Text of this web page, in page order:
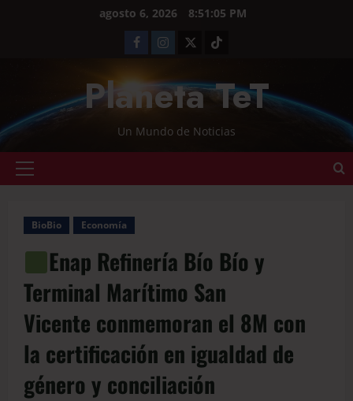
agosto 6, 2026 8:51:05 PM
Planeta TeT
Un Mundo de Noticias
BioBio Economía
Enap Refinería Bío Bío y
Terminal Marítimo San
Vicente conmemoran el 8M con
la certificación en igualdad de
género y conciliación